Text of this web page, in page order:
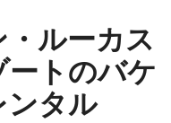
ルーカス
トのバケ
ンタル